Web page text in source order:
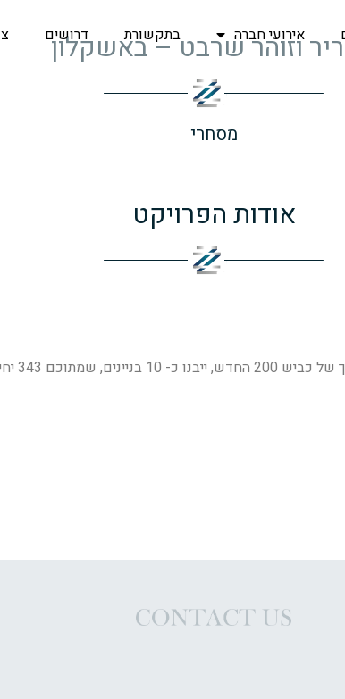
אירועי חברה בתקשורת דרושים
וזוהר שרבט – באשקלון
מסחרי
אודות הפרויקט
במחיר מופחת. בקרוב!